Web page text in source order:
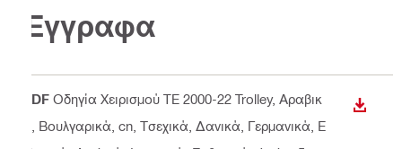
Έγγραφα
PDF Οδηγία Χειρισμού TE 2000-22 Trolley, Αραβικ
ά, Βουλγαρικά, cn, Τσεχικά, Δανικά, Γερμανικά, Ε
ΛΉΨΗ